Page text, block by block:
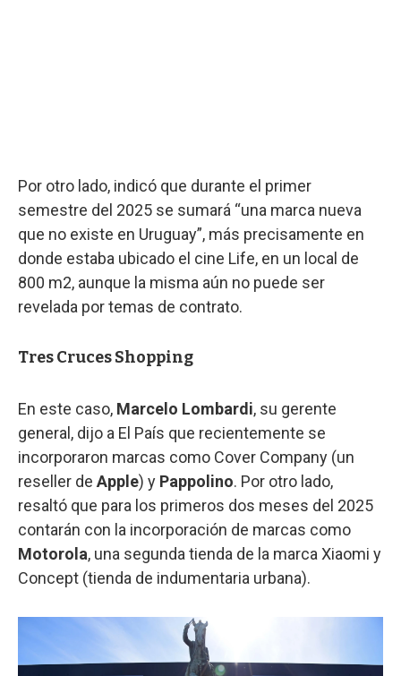
Por otro lado, indicó que durante el primer
semestre del 2025 se sumará “una marca nueva
que no existe en Uruguay”, más precisamente en
donde estaba ubicado el cine Life, en un local de
800 m2, aunque la misma aún no puede ser
revelada por temas de contrato.
Tres Cruces Shopping
En este caso, Marcelo Lombardi, su gerente
general, dijo a El País que recientemente se
incorporaron marcas como Cover Company (un
reseller de Apple) y Pappolino. Por otro lado,
resaltó que para los primeros dos meses del 2025
contarán con la incorporación de marcas como
Motorola, una segunda tienda de la marca Xiaomi y
Concept (tienda de indumentaria urbana).